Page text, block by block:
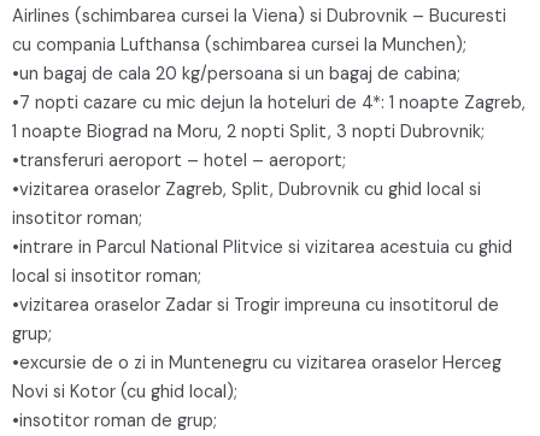
Airlines (schimbarea cursei la Viena) si Dubrovnik – Bucuresti
cu compania Lufthansa (schimbarea cursei la Munchen);
•un bagaj de cala 20 kg/persoana si un bagaj de cabina;
•7 nopti cazare cu mic dejun la hoteluri de 4*: 1 noapte Zagreb,
1 noapte Biograd na Moru, 2 nopti Split, 3 nopti Dubrovnik;
•transferuri aeroport – hotel – aeroport;
•vizitarea oraselor Zagreb, Split, Dubrovnik cu ghid local si
insotitor roman;
•intrare in Parcul National Plitvice si vizitarea acestuia cu ghid
local si insotitor roman;
•vizitarea oraselor Zadar si Trogir impreuna cu insotitorul de
grup;
•excursie de o zi in Muntenegru cu vizitarea oraselor Herceg
Novi si Kotor (cu ghid local);
•insotitor roman de grup;